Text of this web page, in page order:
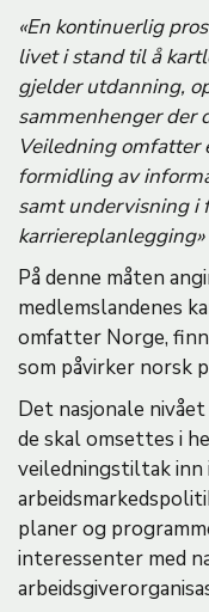
«En kontinuerlig
livet i stand til å
gjelder utdanning,
sammenhenger der
Veiledning omfatter
formidling av
samt undervisning i
karriereplanlegging»
På denne måten
medlemslandenes
omfatter Norge,
som påvirker norsk
Det nasjonale
de skal omsettes i
veiledningstiltak
planer og
interessenter med